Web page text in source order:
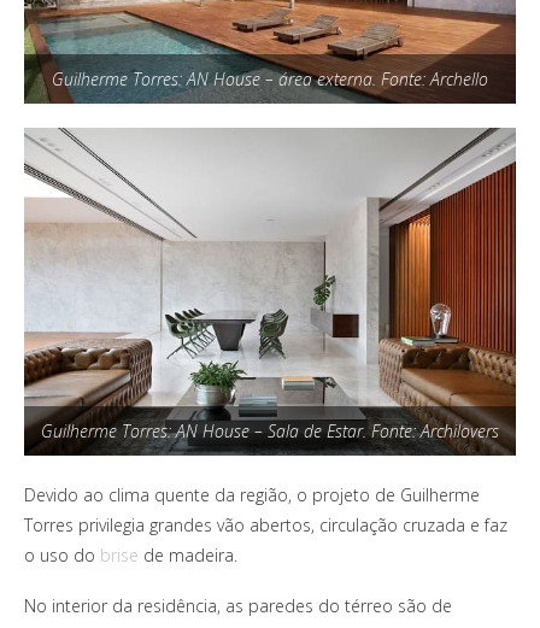
Guilherme Torres: AN House – área externa. Fonte: Archello
Guilherme Torres: AN House – Sala de Estar. Fonte: Archilovers
Devido ao clima quente da região, o projeto de Guilherme
Torres privilegia grandes vão abertos, circulação cruzada e faz
o uso do brise de madeira.
No interior da residência, as paredes do térreo são de